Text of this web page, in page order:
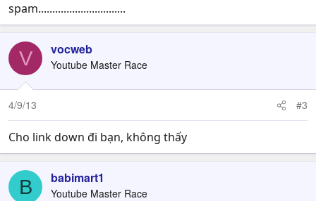
spam...............................
V vocweb
Youtube Master Race
4/9/13 #3
Cho link down đi bạn, không thấy
B babimart1
Youtube Master Race